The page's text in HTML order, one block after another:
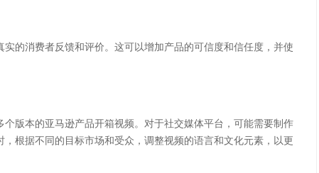
的消费者反馈和评价。这可以增加产品的可信度和信任度，并使
版本的亚马逊产品开箱视频。对于社交媒体平台，可能需要制作
根据不同的目标市场和受众，调整视频的语言和文化元素，以更